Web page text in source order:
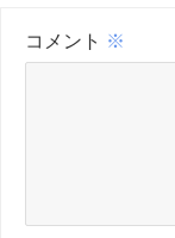
コメント ※